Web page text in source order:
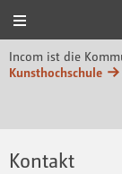
Incom ist die
Kunsthochschule
Kontakt